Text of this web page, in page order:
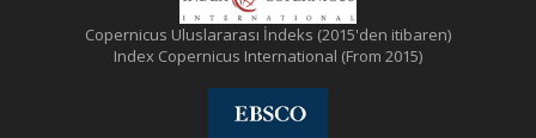
Copernicus Uluslararası İndeks (2015'den itibaren)
Index Copernicus International (From 2015)